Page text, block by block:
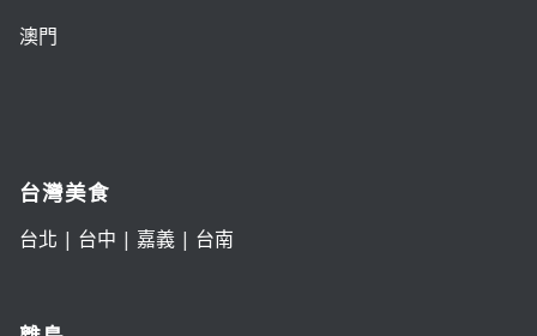
澳門
台灣美食
台北 | 台中 | 嘉義| 台南